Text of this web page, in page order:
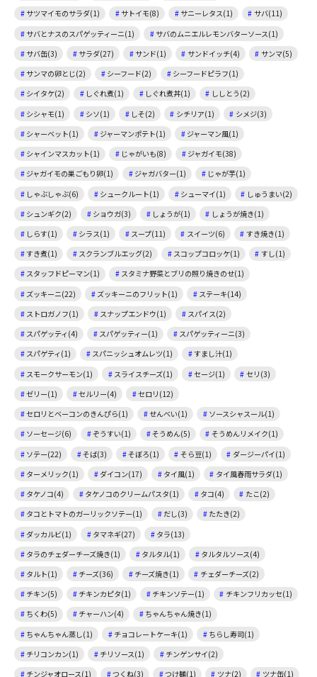
サツマイモのサラダ(1)
サトイモ(8) サニーレタス(1)
サバ(11)
サバとナスのスパゲッティーニ(1)
サバのムニエルレモンバターソース(1)
サバ缶(3)
サラダ(27) サンド(1) サンドイッチ(4)
サンマ(5)
サンマの卵とじ(2)
シーフード(2)
シーフードピラフ(1)
シイタケ(2)
しぐれ煮(1) しぐれ煮丼(1)
ししとう(2)
シシャモ(1)
シソ(1) しそ(2) シチリア(1)
シメジ(3)
シャーベット(1)
ジャーマンポテト(1)
ジャーマン風(1)
シャインマスカット(1)
じゃがいも(8)
ジャガイモ(38)
ジャガイモの巣ごもり卵(1)
ジャガバター(1)
じゃが芋(1)
しゃぶしゃぶ(6)
シュークルート(1) シューマイ(1)
しゅうまい(2)
シュンギク(2)
ショウガ(3) しょうが(1)
しょうが焼き(1)
しらす(1)
シラス(1) スープ(11) スイーツ(6)
すき焼き(1)
すき煮(1)
スクランブルエッグ(2) スコップコロッケ(1)
すし(1)
スタッフドピーマン(1)
スタミナ野菜とブリの照り焼きのせ(1)
ズッキーニ(22)
ズッキーニのフリット(1)
ステーキ(14)
ストロガノフ(1)
スナップエンドウ(1)
スパイス(2)
スパゲッティ(4)
スパゲッティー(1)
スパゲッティーニ(3)
スパゲティ(1)
スパニッシュオムレツ(1)
すまし汁(1)
スモークサーモン(1)
スライスチーズ(1) セージ(1)
セリ(3)
ゼリー(1)
セルリー(4)
セロリ(12)
セロリとベーコンのきんぴら(1)
せんべい(1)
ソースシャスール(1)
ソーセージ(6)
ぞうすい(1) そうめん(5)
そうめんリメイク(1)
ソテー(22)
そば(3) そぼろ(1) そら豆(1)
ダージーパイ(1)
ターメリック(1)
ダイコン(17) タイ風(1)
タイ風春雨サラダ(1)
タケノコ(4)
タケノコのクリームパスタ(1) タコ(4)
たこ(2)
タコとトマトのガーリックソテー(1)
だし(3)
たたき(2)
ダッカルビ(1)
タマネギ(27)
タラ(13)
タラのチェダーチーズ焼き(1)
タルタル(1)
タルタルソース(4)
タルト(1)
チーズ(36) チーズ焼き(1)
チェダーチーズ(2)
チキン(5)
チキンカピタ(1) チキンソテー(1)
チキンフリカッセ(1)
ちくわ(5)
チャーハン(4)
ちゃんちゃん焼き(1)
ちゃんちゃん蒸し(1)
チョコレートケーキ(1)
ちらし寿司(1)
チリコンカン(1)
チリソース(1)
チンゲンサイ(2)
チンジャオロース(1)
つくね(3) つけ麺(1) ツナ(2) ツナ缶(1)